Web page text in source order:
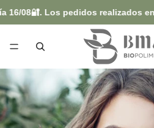
08🔐. Los pedidos realizados